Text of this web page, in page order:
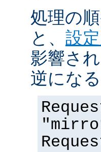
処理の
と、 設
影響さ
逆にな